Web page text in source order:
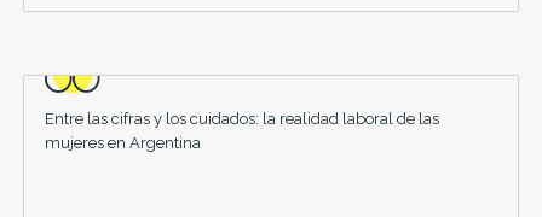
Entre las cifras y los cuidados: la realidad laboral de las
mujeres en Argentina